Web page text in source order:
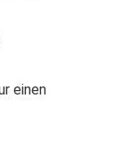
einen